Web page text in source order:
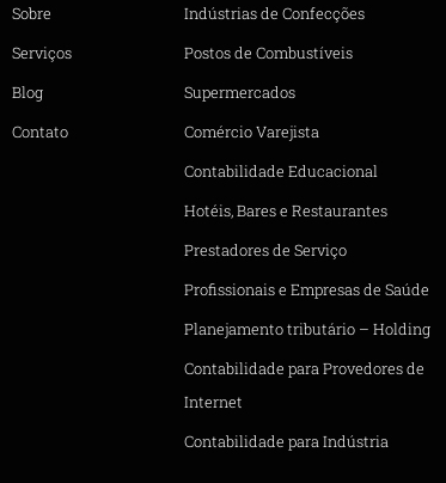
Sobre
Serviços
Blog
Contato
Indústrias de Confecções
Postos de Combustíveis
Supermercados
Comércio Varejista
Contabilidade Educacional
Hotéis, Bares e Restaurantes
Prestadores de Serviço
Profissionais e Empresas de Saúde
Planejamento tributário – Holding
Contabilidade para Provedores de
Internet
Contabilidade para Indústria